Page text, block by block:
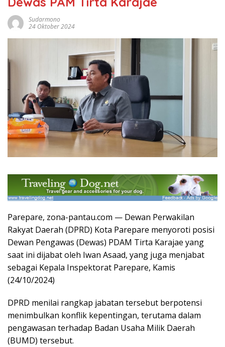
Sudarmono
24 Oktober 2024
Parepare, zona-pantau.com — Dewan Perwakilan
Rakyat Daerah (DPRD) Kota Parepare menyoroti posisi
Dewan Pengawas (Dewas) PDAM Tirta Karajae yang
saat ini dijabat oleh Iwan Asaad, yang juga menjabat
sebagai Kepala Inspektorat Parepare, Kamis
(24/10/2024)
DPRD menilai rangkap jabatan tersebut berpotensi
menimbulkan konflik kepentingan, terutama dalam
pengawasan terhadap Badan Usaha Milik Daerah
(BUMD) tersebut.